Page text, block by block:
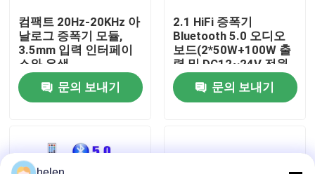
품질 관리
저희와 연락
사건
컴팩트 20Hz-20KHz 아
날로그 증폭기 모듈,
3.5mm 입력 인터페이
스와 은색
문의 보내기
2.1 HiFi 증폭기
Bluetooth 5.0 오디오
보드(2*50W+100W 출
력 및 DC12~24V 전원
공급 장치 포함)
문의 보내기